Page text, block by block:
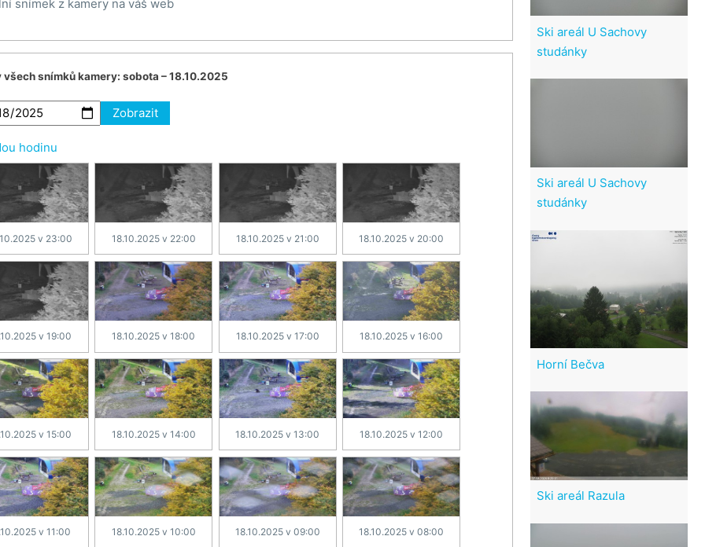
snímek z kamery na váš web
všech snímků kamery: sobota – 18.10.2025
Zobrazit
hodinu
v 23:00 18.10.2025 v 22:00 18.10.2025 v 21:00 18.10.2025 v 20:00
v 19:00 18.10.2025 v 18:00 18.10.2025 v 17:00 18.10.2025 v 16:00
v 15:00 18.10.2025 v 14:00 18.10.2025 v 13:00 18.10.2025 v 12:00
v 11:00 18.10.2025 v 10:00 18.10.2025 v 09:00 18.10.2025 v 08:00
Ski areál U Sachovy
studánky
Ski areál U Sachovy
studánky
Horní Bečva
Ski areál Razula